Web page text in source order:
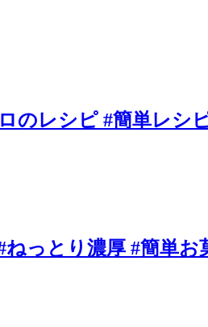
のレシピ #簡単レシ
っとり濃厚 #簡単お